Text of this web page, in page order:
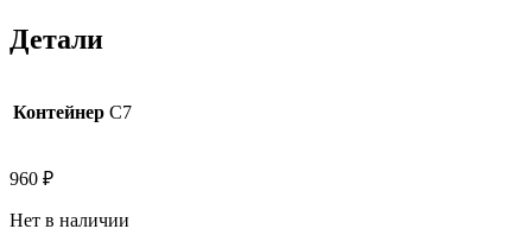
Детали
Контейнер C7
960 ₽
Нет в наличии